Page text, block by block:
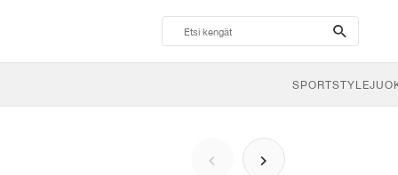
search-
btn
SPORTSTYLE